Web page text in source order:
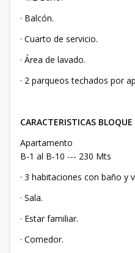
· Balcón.
· Cuarto de servicio.
· Área de lavado.
· 2 parqueos techados por
CARACTERISTICAS BLOQUE
Apartamento
B-1 al B-10 --- 230 Mts
· 3 habitaciones con baño y
· Sala.
· Estar familiar.
· Comedor.